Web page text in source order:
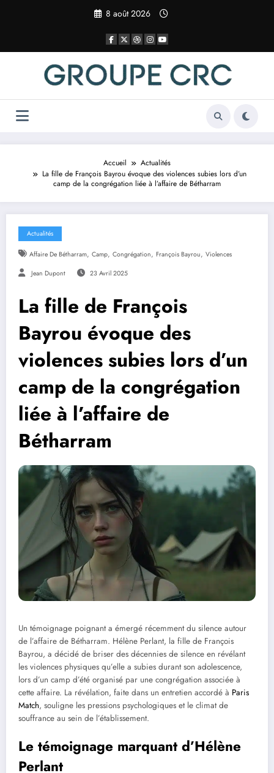
8 août 2026
Accueil
Actualités
La fille de François Bayrou évoque des violences subies lors d’un
camp de la congrégation liée à l’affaire de Bétharram
Actualités
Affaire De Bétharram, Camp, Congrégation, François Bayrou, Violences
Jean Dupont 23 Avril 2025
La fille de François
Bayrou évoque des
violences subies lors d’un
camp de la congrégation
liée à l’affaire de
Bétharram
Un témoignage poignant a émergé récemment du silence autour
de l’affaire de Bétharram. Hélène Perlant, la fille de François
Bayrou, a décidé de briser des décennies de silence en révélant
les violences physiques qu’elle a subies durant son adolescence,
lors d’un camp d’été organisé par une congrégation associée à
cette affaire. La révélation, faite dans un entretien accordé à Paris
Match, souligne les pressions psychologiques et le climat de
souffrance au sein de l’établissement.
Le témoignage marquant d’Hélène
Perlant